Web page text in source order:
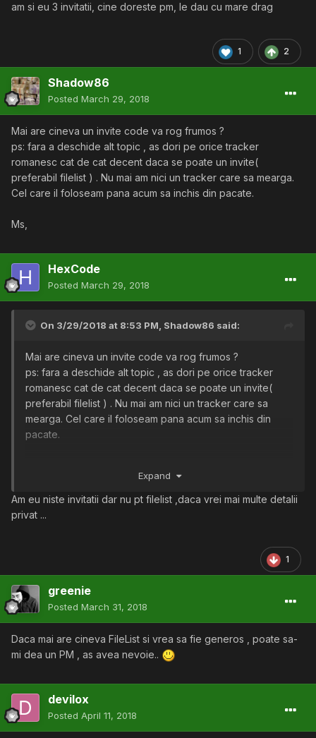
am si eu 3 invitatii, cine doreste pm, le dau cu mare drag
1 2
Shadow86
Posted March 29, 2018
Mai are cineva un invite code va rog frumos ?
ps: fara a deschide alt topic , as dori pe orice tracker
romanesc cat de cat decent daca se poate un invite(
preferabil filelist ) . Nu mai am nici un tracker care sa mearga.
Cel care il foloseam pana acum sa inchis din pacate.
Ms,
HexCode
Posted March 29, 2018
On 3/29/2018 at 8:53 PM, Shadow86 said:
Mai are cineva un invite code va rog frumos ?
ps: fara a deschide alt topic , as dori pe orice tracker
romanesc cat de cat decent daca se poate un invite(
preferabil filelist ) . Nu mai am nici un tracker care sa
mearga. Cel care il foloseam pana acum sa inchis din
pacate.
Expand
Am eu niste invitatii dar nu pt filelist ,daca vrei mai multe detalii
privat ...
1
greenie
Posted March 31, 2018
Daca mai are cineva FileList si vrea sa fie generos , poate sa-
mi dea un PM , as avea nevoie..
devilox
Posted April 11, 2018